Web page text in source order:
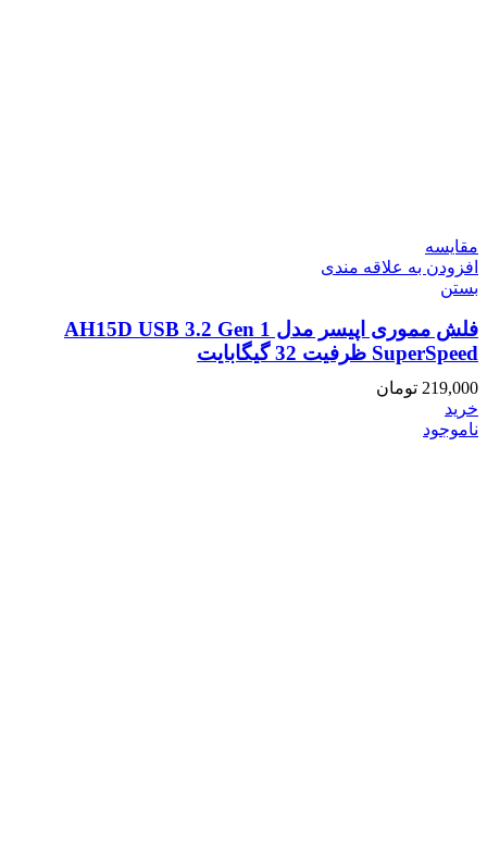
مقایسه
افزودن به علاقه مندی
بستن
فلش مموری اپیسر مدل AH15D USB 3.2 Gen 1
SuperSpeed ظرفیت 32 گیگابایت
219,000 تومان
خرید
ناموجود